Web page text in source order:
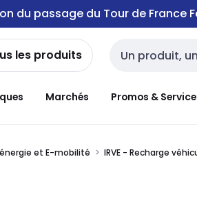
du passage du Tour de
les produits Entrée de
Marchés Promos &
et E-mobilité IRVE - Recharge